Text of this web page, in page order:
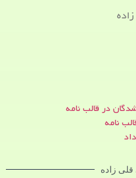
در قالب نامه
نامه
قلی زاده